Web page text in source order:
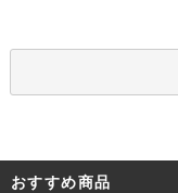
おすすめ商品